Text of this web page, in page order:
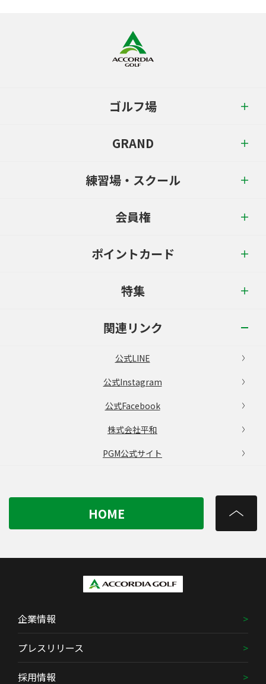
ゴルフ場
GRAND
練習場・スクール
会員権
ポイントカード
特集
関連リンク
公式LINE
公式Instagram
公式Facebook
株式会社平和
PGM公式サイト
HOME
企業情報
プレスリリース
採用情報